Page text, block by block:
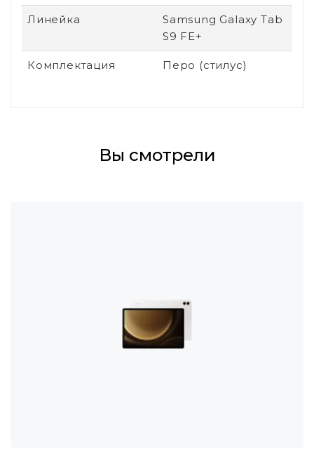
Линейка
Samsung Galaxy Tab
S9 FE+
Комплектация Перо (стилус)
Вы смотрели